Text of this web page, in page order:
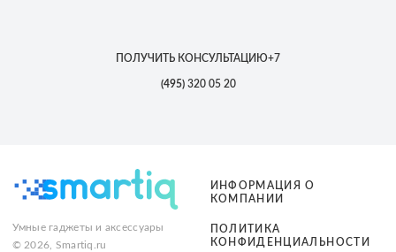
ПОЛУЧИТЬ КОНСУЛЬТАЦИЮ+7
(495)320 05 20
Умные гаджеты и аксессуары
© 2026, Smartiq.ru
ИНФОРМАЦИЯ О
КОМПАНИИ
ПОЛИТИКА
КОНФИДЕНЦИАЛЬНОСТИ